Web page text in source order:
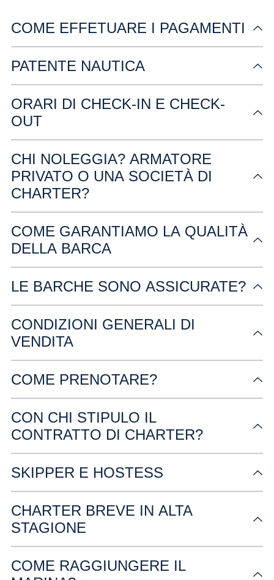
COME EFFETUARE I PAGAMENTI
PATENTE NAUTICA
ORARI DI CHECK-IN E CHECK-
OUT
CHI NOLEGGIA? ARMATORE
PRIVATO O UNA SOCIETÀ DI
CHARTER?
COME GARANTIAMO LA QUALITÀ
DELLA BARCA
LE BARCHE SONO ASSICURATE?
CONDIZIONI GENERALI DI
VENDITA
COME PRENOTARE?
CON CHI STIPULO IL
CONTRATTO DI CHARTER?
SKIPPER E HOSTESS
CHARTER BREVE IN ALTA
STAGIONE
COME RAGGIUNGERE IL